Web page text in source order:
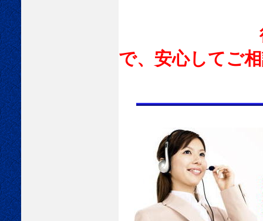
行政書士
で、安心してご